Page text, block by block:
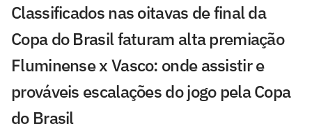
Classificados nas oitavas de final da
Copa do Brasil faturam alta premiação
Fluminense x Vasco: onde assistir e
prováveis escalações do jogo pela Copa
do Brasil